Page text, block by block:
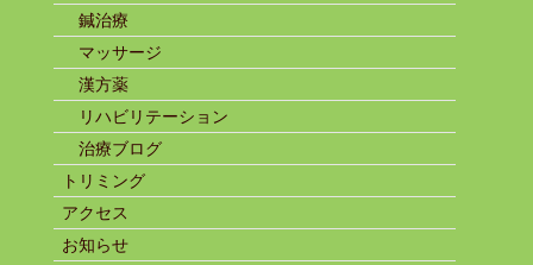
鍼治療
マッサージ
漢方薬
リハビリテーション
治療ブログ
トリミング
アクセス
お知らせ